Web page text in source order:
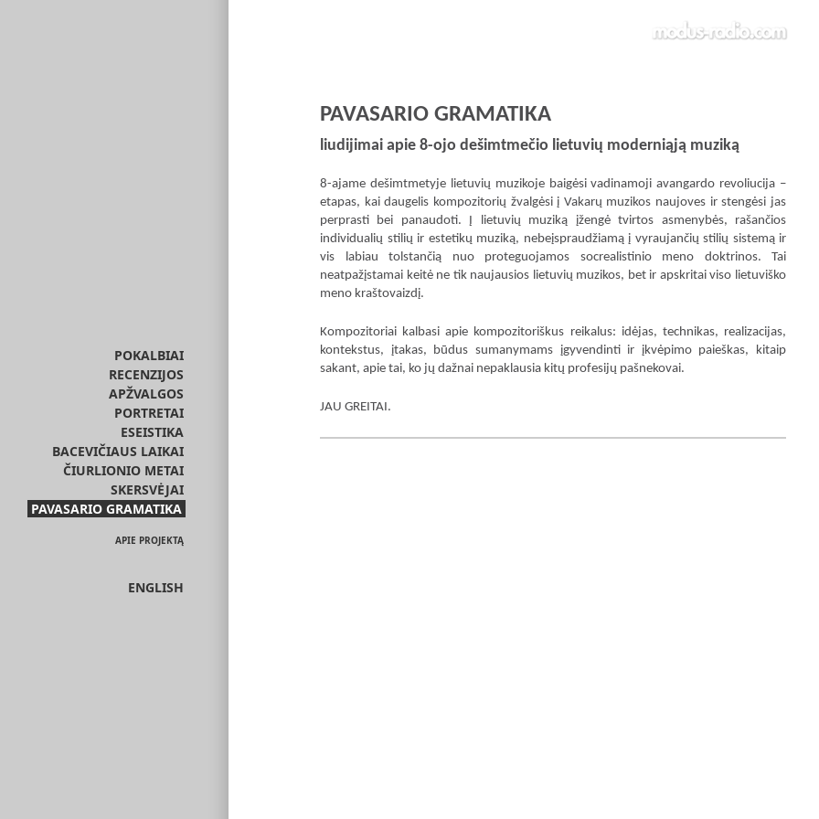
POKALBIAI
RECENZIJOS
APŽVALGOS
PORTRETAI
ESEISTIKA
BACEVIČIAUS LAIKAI
ČIURLIONIO METAI
SKERSVĖJAI
PAVASARIO GRAMATIKA
APIE PROJEKTĄ
ENGLISH
PAVASARIO GRAMATIKA
liudijimai apie 8-ojo dešimtmečio lietuvių moderniąją muziką
8-ajame dešimtmetyje lietuvių muzikoje baigėsi vadinamoji avangardo revoliucija –
etapas, kai daugelis kompozitorių žvalgėsi į Vakarų muzikos naujoves ir stengėsi jas
perprasti bei panaudoti. Į lietuvių muziką įžengė tvirtos asmenybės, rašančios
individualių stilių ir estetikų muziką, nebeįspraudžiamą į vyraujančių stilių sistemą ir
vis labiau tolstančią nuo proteguojamos socrealistinio meno doktrinos. Tai
neatpažįstamai keitė ne tik naujausios lietuvių muzikos, bet ir apskritai viso lietuviško
meno kraštovaizdį.
Kompozitoriai kalbasi apie kompozitoriškus reikalus: idėjas, technikas, realizacijas,
kontekstus, įtakas, būdus sumanymams įgyvendinti ir įkvėpimo paieškas, kitaip
sakant, apie tai, ko jų dažnai nepaklausia kitų profesijų pašnekovai.
JAU GREITAI.